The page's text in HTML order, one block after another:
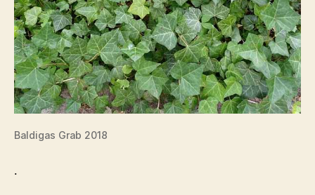
Baldigas Grab 2018
.